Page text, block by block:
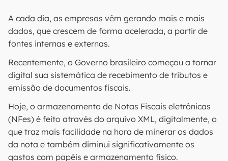
A cada dia, as empresas vêm gerando mais e mais
dados, que crescem de forma acelerada, a partir de
fontes internas e externas.
Recentemente, o Governo brasileiro começou a tornar
digital sua sistemática de recebimento de tributos e
emissão de documentos fiscais.
Hoje, o armazenamento de Notas Fiscais eletrônicas
(NFes) é feito através do arquivo XML, digitalmente, o
que traz mais facilidade na hora de minerar os dados
da nota e também diminui significativamente os
gastos com papéis e armazenamento físico.